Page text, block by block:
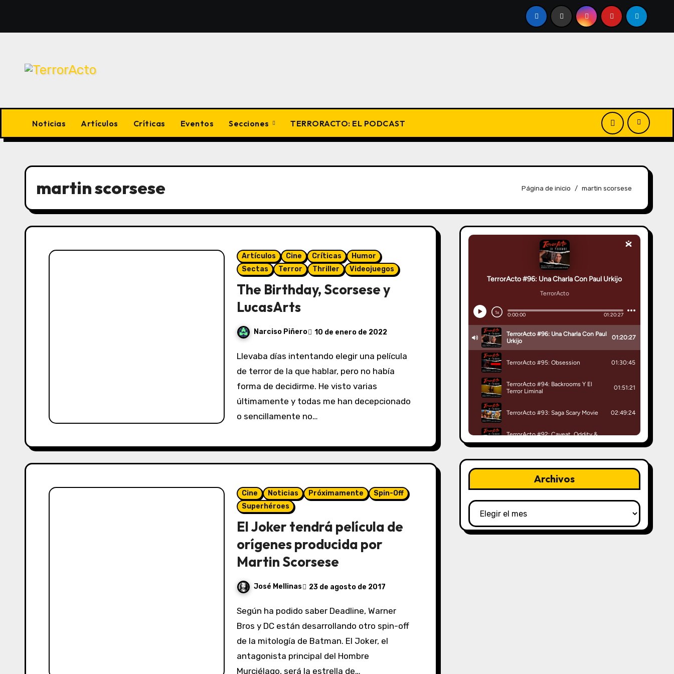
contenido
Noticias Artículos Críticas Eventos Secciones TERRORACTO: EL PODCAST
martin scorsese Página de inicio martin scorsese
Artículos Cine Críticas
Humor
Sectas
Terror Thriller Videojuegos
The Birthday, Scorsese y
LucasArts
Narciso Piñero 10 de enero de 2022
Llevaba días intentando elegir una película
de terror de la que hablar, pero no había
forma de decidirme. He visto varias
últimamente y todas me han decepcionado
o sencillamente no…
Cine Noticias Próximamente
Spin-Off
Superhéroes
El Joker tendrá película de
orígenes producida por
Martin Scorsese
José Mellinas 23 de agosto de 2017
Según ha podido saber Deadline, Warner
Bros y DC están desarrollando otro spin-off
de la mitología de Batman. El Joker, el
antagonista principal del Hombre
Murciélago, será la estrella de…
Archivos
Archivos